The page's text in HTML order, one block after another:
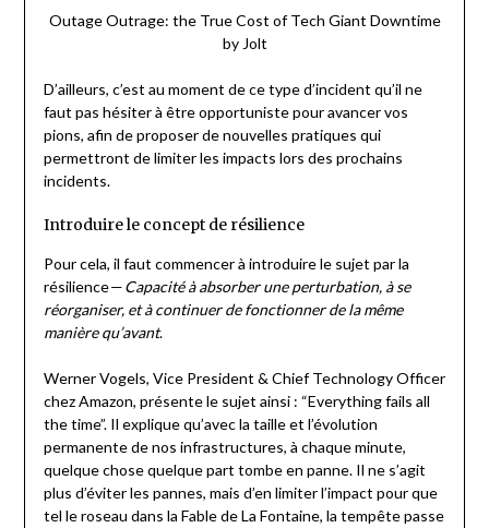
Outage Outrage: the True Cost of Tech Giant Downtime
by Jolt
D’ailleurs, c’est au moment de ce type d’incident qu’il ne
faut pas hésiter à être opportuniste pour avancer vos
pions, afin de proposer de nouvelles pratiques qui
permettront de limiter les impacts lors des prochains
incidents.
Introduire le concept de résilience
Pour cela, il faut commencer à introduire le sujet par la
résilience —Capacité à absorber une perturbation, à se
réorganiser, et à continuer de fonctionner de la même
manière qu’avant.
Werner Vogels, Vice President & Chief Technology Officer
chez Amazon, présente le sujet ainsi : “Everything fails all
the time”. Il explique qu’avec la taille et l’évolution
permanente de nos infrastructures, à chaque minute,
quelque chose quelque part tombe en panne. Il ne s’agit
plus d’éviter les pannes, mais d’en limiter l’impact pour que
tel le roseau dans la Fable de La Fontaine, la tempête passe